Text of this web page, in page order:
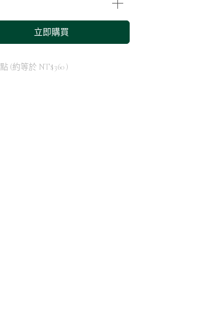
立即購買
點 (約等於 NT$360 )